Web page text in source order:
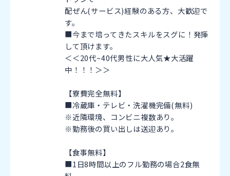
配ぜん(サービス)経験のある方、大歓迎で
す。
■今まで培ってきたスキルをスグに！発揮
して頂けます。
＜＜20代~40代男性に大人気★大活躍
中！！！＞＞
【寮費完全無料】
■冷蔵庫・テレビ・洗濯機完備(無料)
※近隣環境、コンビニ複数あり。
※勤務後の買い出しは送迎あり。
【食事無料】
■1日8時間以上のフル勤務の場合2食無